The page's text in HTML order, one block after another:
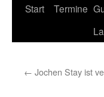
Start Termine
← Jochen Stay ist